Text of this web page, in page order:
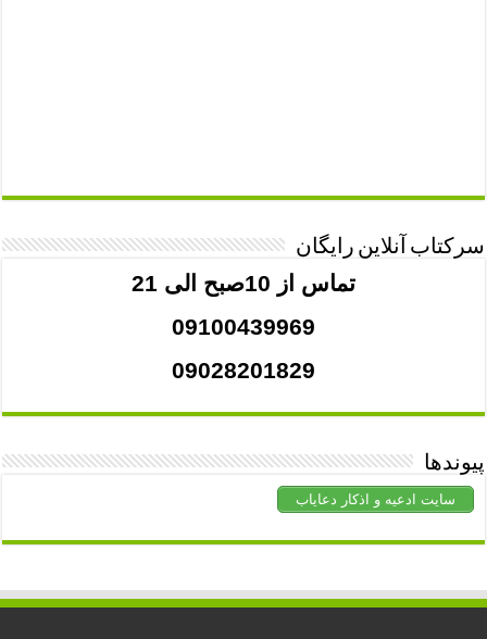
سرکتاب آنلاین رایگان
تماس از 10صبح الی 21
09100439969
09028201829
پیوندها
سایت ادعیه و اذکار دعایاب